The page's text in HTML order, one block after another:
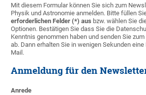
Mit diesem Formular können Sie sich zum
Physik und Astronomie anmelden. Bitte füllen
erforderlichen Felder (*) aus bzw. wählen Sie
Optionen. Bestätigen Sie dass Sie die
Kenntnis genommen haben und senden Sie
ab. Dann erhalten Sie in wenigen Sekunden
Mail.
Anmeldung für den
Anrede